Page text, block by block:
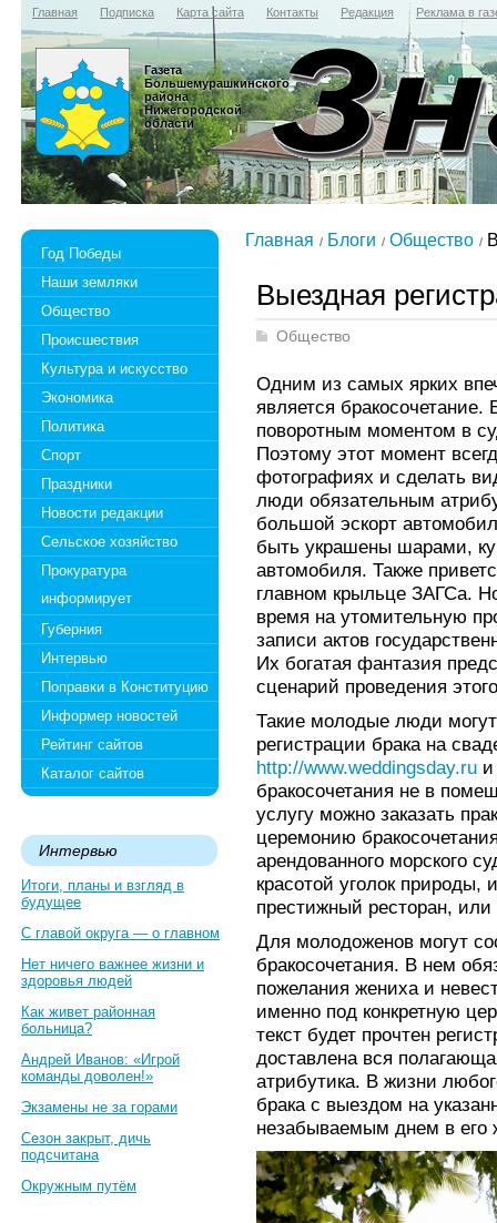
Главная Подписка Карта сайта Контакты Редакция Реклама в
Газета
Большемурашкинского
района
Нижегородской
области
Год Победы
Наши земляки
Общество
Происшествия
Культура и искусство
Экономика
Политика
Спорт
Праздники
Новости редакции
Сельское хозяйство
Прокуратура
информирует
Губерния
Интервью
Поправки в Конституцию
Информер новостей
Рейтинг сайтов
Каталог сайтов
Интервью
Итоги, планы и взгляд в
будущее
С главой округа — о главном
Нет ничего важнее жизни и
здоровья людей
Как живет районная
больница?
Андрей Иванов: «Игрой
команды доволен!»
Экзамены не за горами
Сезон закрыт, дичь
подсчитана
Окружным путём
Главная Блоги Общество
Выездная
Общество
Одним из самых ярких
является бракосочетание.
поворотным моментом в
Поэтому этот момент
фотографиях и сделать
люди обязательным
большой эскорт
быть украшены шарами,
автомобиля. Также
главном крыльце ЗАГСа.
время на утомительную
записи актов
Их богатая фантазия
сценарий проведения
Такие молодые люди
регистрации брака на
http://www.weddingsday.ru
бракосочетания не в
услугу можно заказать
церемонию
арендованного морского
красотой уголок
престижный ресторан,
Для молодоженов могут
бракосочетания. В нем
пожелания жениха и
именно под конкретную
текст будет прочтен
доставлена вся
атрибутика. В жизни
брака с выездом на
незабываемым днем в его